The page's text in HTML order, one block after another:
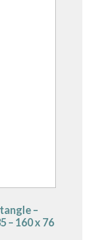
–
– 160 x 76